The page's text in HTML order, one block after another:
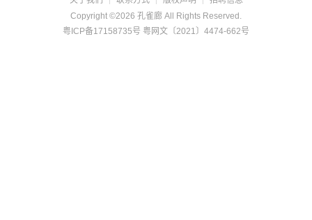
Copyright ©2026 孔雀廊 All Rights Reserved.
粤ICP备17158735号 粤网文〔2021〕4474-662号